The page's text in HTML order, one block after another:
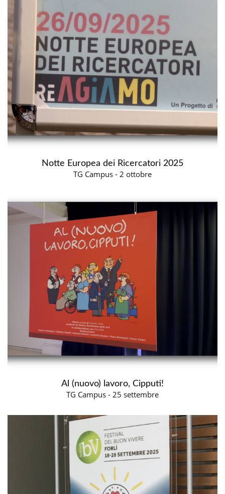
Notte Europea dei Ricercatori 2025
TG Campus - 2 ottobre
Al (nuovo) lavoro, Cipputi!
TG Campus - 25 settembre